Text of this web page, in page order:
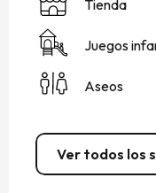
Tienda
Juegos
Aseos
Ver todos los